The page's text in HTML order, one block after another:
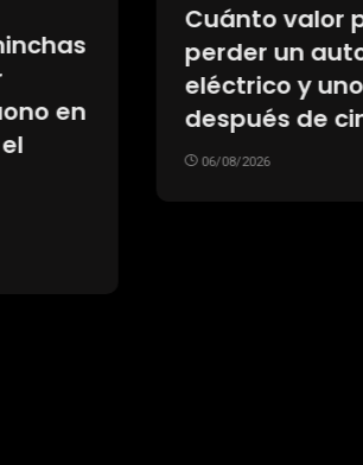
en
Cuánto valor
perder un auto
eléctrico y
después de
06/08/2026